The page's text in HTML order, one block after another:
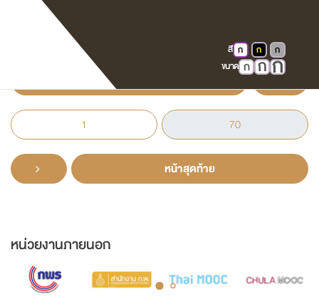
สี ก ก
ก
ขนาด ก ก ก
12 ปี ศาลจังหวัดอำนาจเจริญแผนกคดีเยาวชน
หน้าแรก
หน้าสุดท้าย
หน่วยงานภายนอก